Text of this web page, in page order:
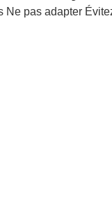
Ne pas adapter